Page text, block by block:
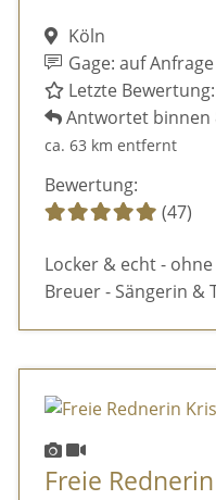
Köln
Gage: auf Anfrage
Letzte
Antwortet binnen
ca. 63 km entfernt
Bewertung:
(47)
Locker & echt -
Breuer - Sängerin &
Freie